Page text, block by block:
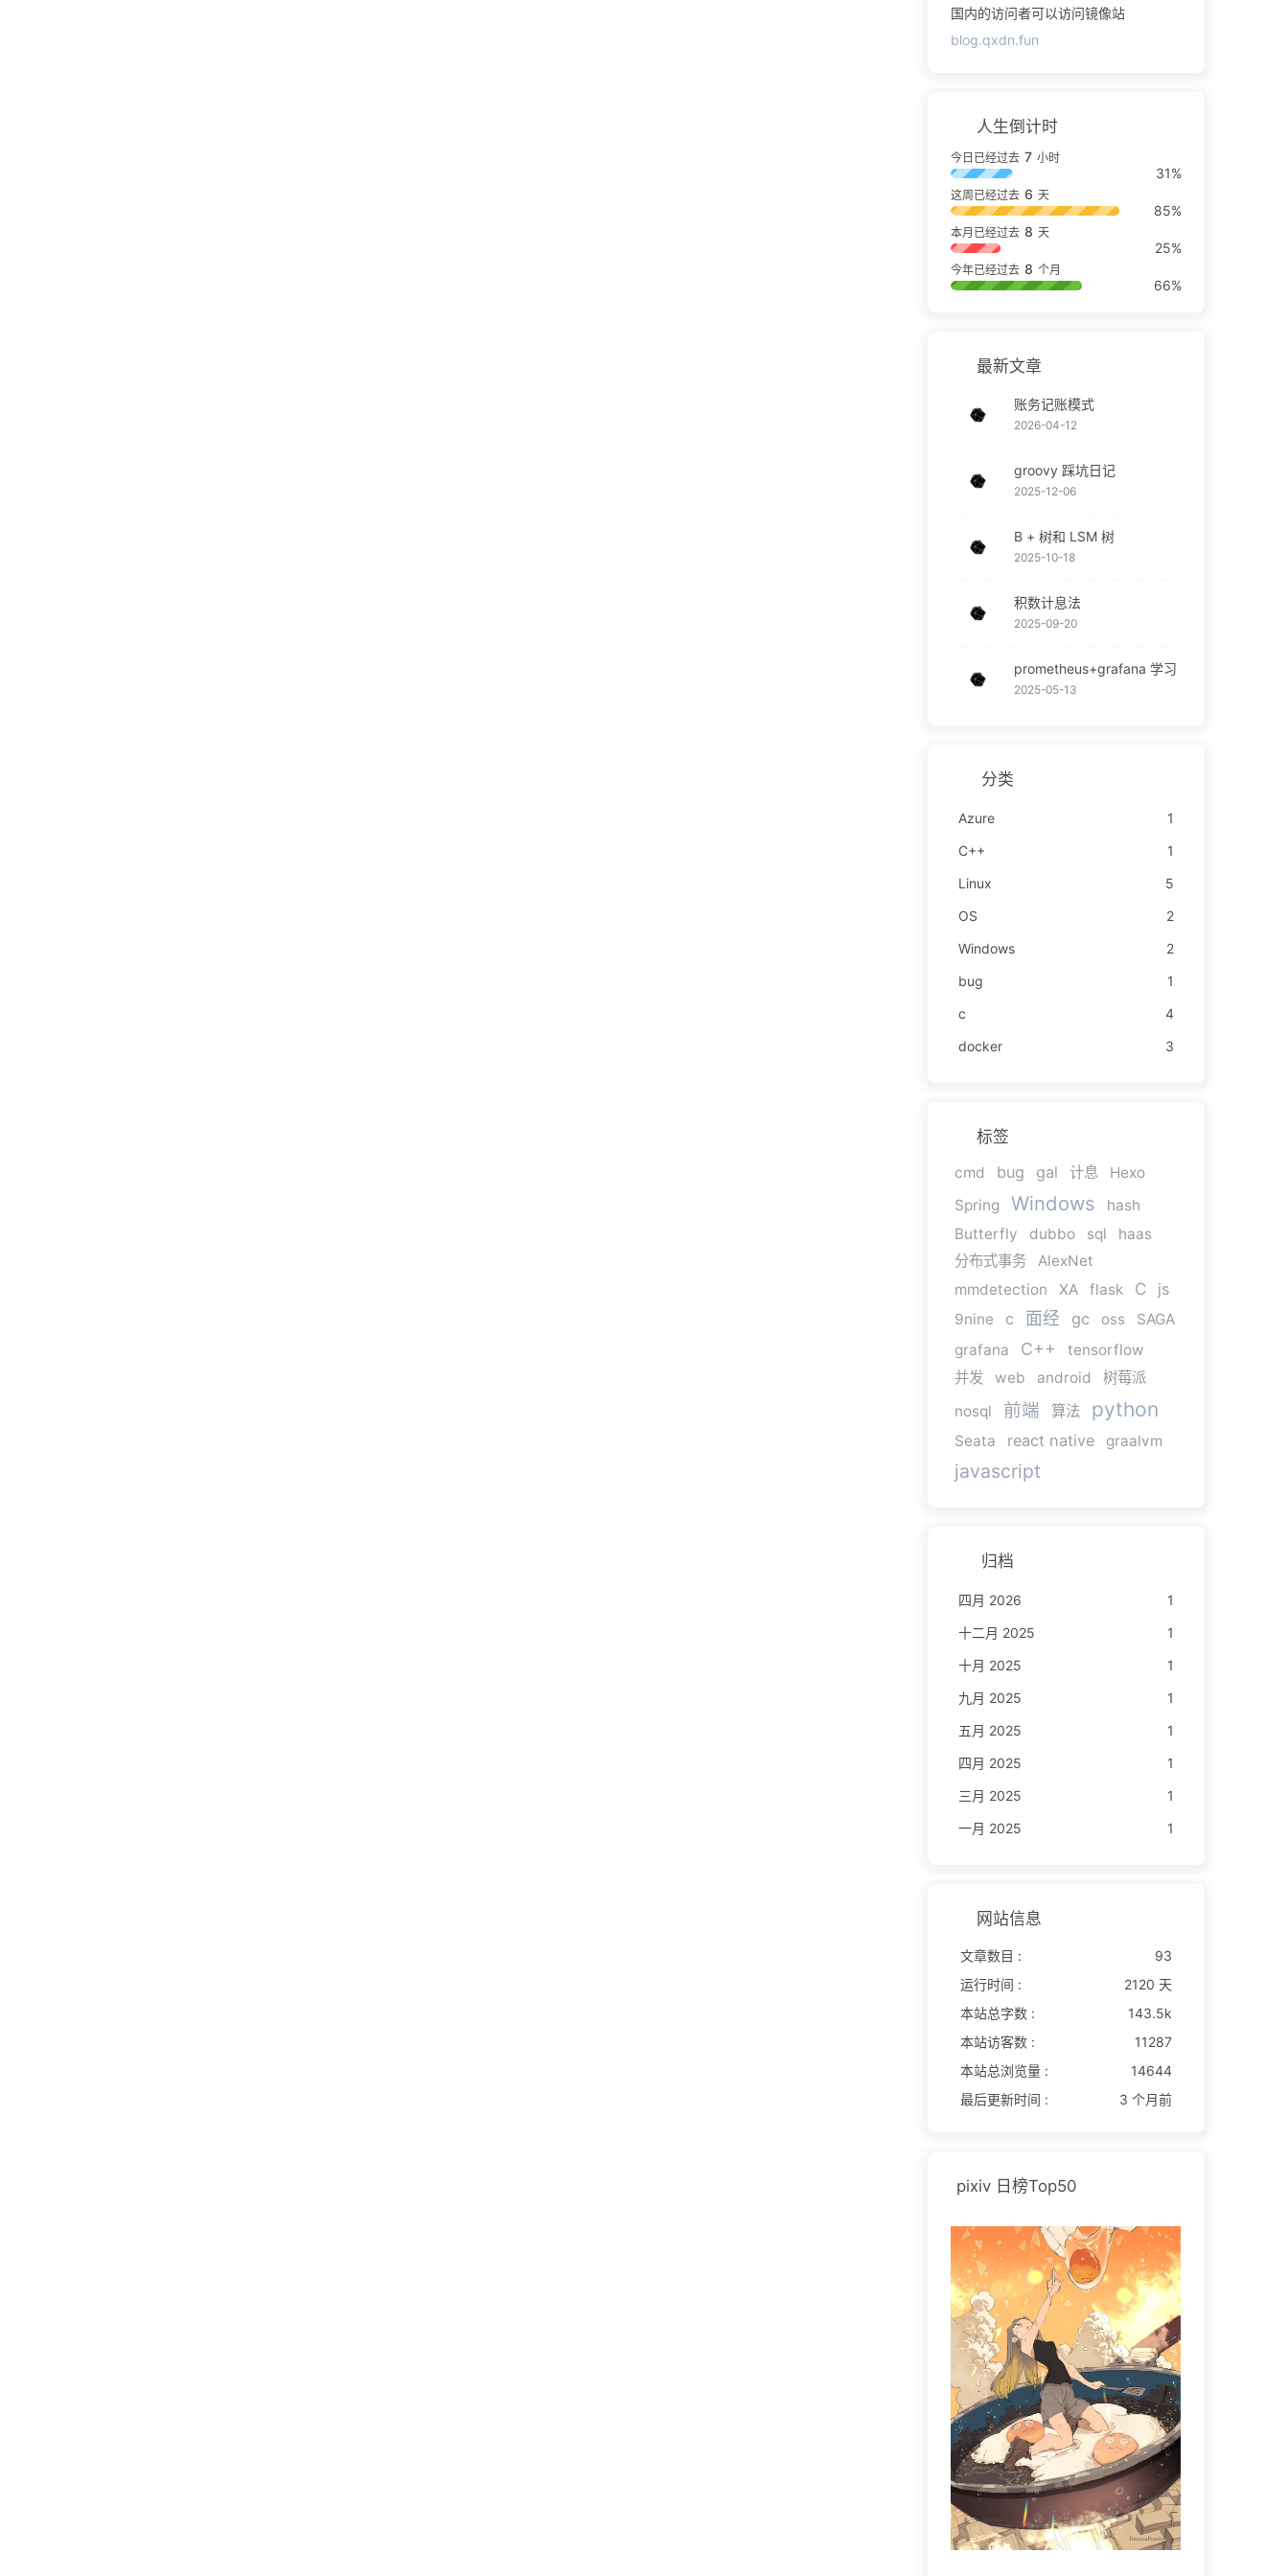
国内的访问者可以访问镜像站
blog.qxdn.fun
人生倒计时
今日已经过去 7 小时
31%
这周已经过去 6 天
85%
本月已经过去 8 天
25%
今年已经过去 8 个月
66%
最新文章
账务记账模式
2026-04-12
groovy 踩坑日记
2025-12-06
B + 树和 LSM 树
2025-10-18
积数计息法
2025-09-20
prometheus+grafana 学习
2025-05-13
分类
Azure
1
C++
1
Linux
5
OS
2
Windows
2
bug
1
c
4
docker
3
标签
cmd bug gal 计息
Hexo
Spring
Windows
hash
Butterfly
dubbo sql
haas
分布式事务
AlexNet
mmdetection
XA flask C js
9nine c 面经 gc oss
SAGA
grafana
C++
tensorflow
并发
web android
树莓派
nosql
前端 算法 python
Seata react native graalvm
javascript
归档
四月 2026
1
十二月 2025
1
十月 2025
1
九月 2025
1
五月 2025
1
四月 2025
1
三月 2025
1
一月 2025
1
网站信息
文章数目 :
93
运行时间 :
2120 天
本站总字数 :
143.5k
本站访客数 :
11287
本站总浏览量 :
14644
最后更新时间 :
3 个月前
pixiv 日榜Top50